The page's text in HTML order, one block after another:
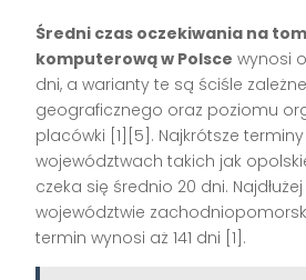
Średni czas oczekiwania na
komputerową w Polsce wynosi
dni, a warianty te są ściśle
geograficznego oraz poziomu
placówki [1][5] . Najkrótsze
województwach takich jak
czeka się średnio 20 dni.
województwie
termin wynosi aż 141 dni [1] .